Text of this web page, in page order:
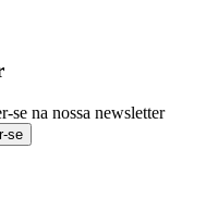
se na nossa newsletter
se